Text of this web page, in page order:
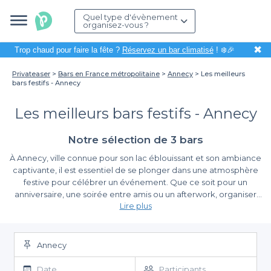
Quel type d'évènement
organisez-vous ?
Trop chaud pour faire la fête ? Réservez un bar climatisé! ❄️🎉 ✖
Privateaser Bars en France métropolitaine Annecy
Les meilleurs
bars festifs - Annecy
Les meilleurs bars festifs - Annecy
Notre sélection de 3 bars
À Annecy, ville connue pour son lac éblouissant et son ambiance
captivante, il est essentiel de se plonger dans une atmosphère
festive pour célébrer un événement. Que ce soit pour un
anniversaire, une soirée entre amis ou un afterwork, organiser
une sortie dans les meilleurs bars festifs de la ville crée des
leur convivialité, ces établissements incarnent parfaitement
La simplicité de la réservation avec Privateaser
Planifier une soirée dans un bar festif peut sembler complexe,
Lire plus
Annecy